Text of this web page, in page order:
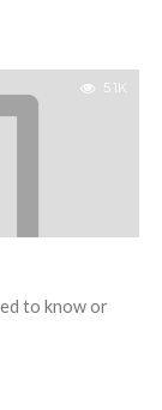
5.1K
to know or